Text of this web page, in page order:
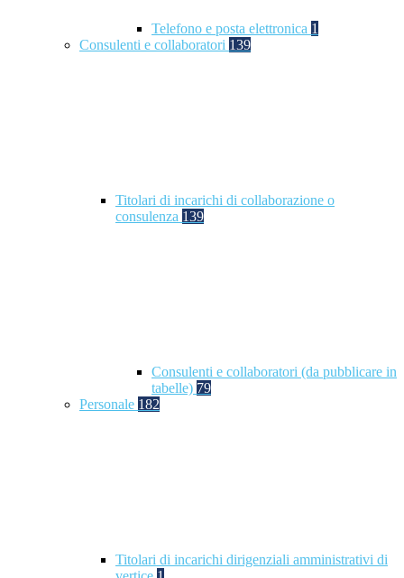
Telefono e posta elettronica 1
Consulenti e collaboratori 139
Titolari di incarichi di collaborazione o
consulenza 139
Consulenti e collaboratori (da pubblicare in
tabelle) 79
Personale 182
Titolari di incarichi dirigenziali amministrativi di